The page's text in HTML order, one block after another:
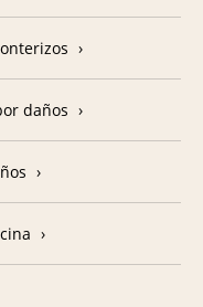
daños